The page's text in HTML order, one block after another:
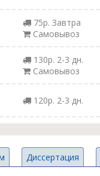
75р. Завтра
Самовывоз
130р. 2-3 дн.
Самовывоз
120р. 2-3 дн.
Диссертация